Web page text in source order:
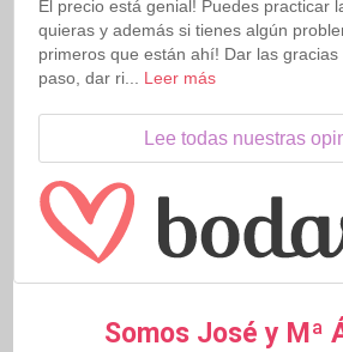
El precio está genial! Puedes practicar
quieras y además si tienes algún
primeros que están ahí! Dar las
paso, dar ri... Leer más
Lee todas nuestras
Somos José y Mª